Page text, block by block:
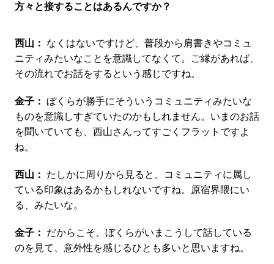
方々と接することはあるんですか？
西山： なくはないですけど、普段から肩書きやコミュ
ニティみたいなことを意識してなくて。ご縁があれば、
その流れでお話をするという感じですね。
金子： ぼくらが勝手にそういうコミュニティみたいな
ものを意識しすぎていたのかもしれません。いまのお話
を聞いていても、西山さんってすごくフラットですよ
ね。
西山： たしかに周りから見ると、コミュニティに属し
ている印象はあるかもしれないですね。原宿界隈にい
る、みたいな。
金子： だからこそ、ぼくらがいまこうして話している
のを見て、意外性を感じるひとも多いと思いますね。